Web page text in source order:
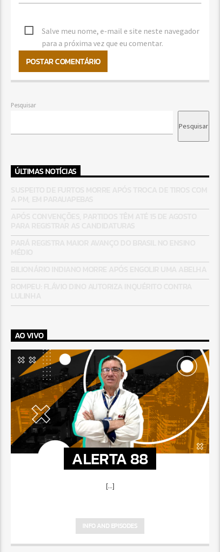
Salve meu nome, e-mail e site neste navegador
para a próxima vez que eu comentar.
Pesquisar
Pesquisar
ÚLTIMAS NOTÍCIAS
AO VIVO
ALERTA 88
[...]
INFO AND EPISODES